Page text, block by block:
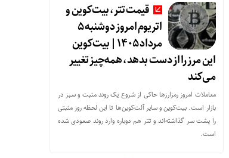
قیمت تتر، بیت‌کوین و
اتریوم امروز دوشنبه ۵
مرداد ۱۴۰۵ | بیت‌کوین
این مرز را از دست بدهد، همه‌چیز تغییر
می‌کند
معاملات امروز رمزارز‌ها حاکی از شروع یک روند مثبت و سبز در
بازار است. بیت‌کوین و سایر آلت‌کوین‌ها تا این لحظه روز مثبتی
را پشت سر گذاشته‌اند و تتر هم دوباره وارد روند صعودی شده
است.